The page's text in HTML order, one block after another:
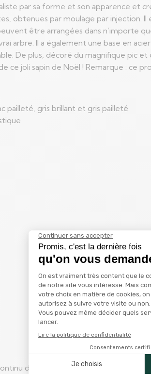
par sa forme et son apparence et
obtenues par moulage par
peuvent être arrangées dans
arbre. Il a également une base en
De plus, décoré du magnifique pic
ce joli sapin de Noël ! Remarque : ce
pailleté, gris brillant et gris pailleté
de 5 V, mais la source